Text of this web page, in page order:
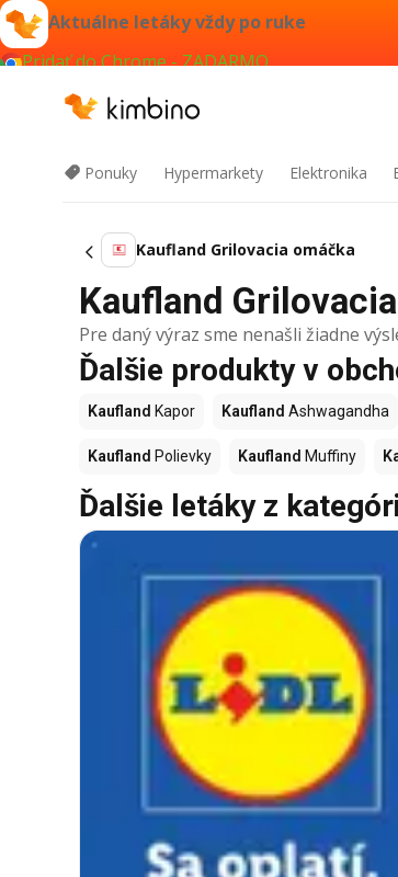
Aktuálne letáky vždy po ruke
Pridať do Chrome - ZADARMO
Ponuky Hypermarkety Elektronika
Kaufland Grilovacia omáčka
Kaufland
Pre daný výraz sme nenašli žiadne
Ďalšie produkty v
Kaufland Kapor Kaufland Ashwagandha
Kaufland Polievky Kaufland Muffiny
Ďalšie letáky z